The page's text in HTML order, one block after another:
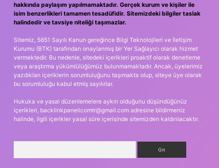
hakkında paylaşım yapılmamaktadır. Gerçek kurum ve kişiler ile
isim benzerlikleri tamamen tesadüfidir. Sitemizdeki bilgiler taslak
halindedir ve tavsiye niteliği taşımazlar.
Sitemiz, 5651 Sayılı Kanun gereğince Bilgi Teknolojileri ve İletişim
Kurumu (BTK) tarafından onaylanmış bir Yer Sağlayıcı olarak hizmet
vermektedir. Bu nedenle, sitedeki içerikleri proaktif olarak denetleme
veya araştırma yükümlülüğümüz bulunmamaktadır. Ancak, üyelerimiz
yazdıkları içeriklerin sorumluluğunu taşımakta olup, siteye üye olarak
bu sorumluluğu kabul etmiş sayılırlar.
Hukuka ve yasal düzenlemelere aykırı olduğunu düşündüğünüz
içerikleri, backlinkpanelicomtr@gmail.com adresine bildirmeniz
halinde, ilgili içerikler yasal süre içerisinde sitemizden kaldırılacaktır.